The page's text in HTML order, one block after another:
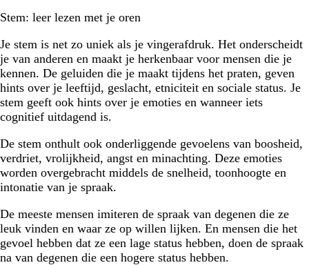
Stem: leer lezen met je oren
Je stem is net zo uniek als je vingerafdruk. Het onderscheidt
je van anderen en maakt je herkenbaar voor mensen die je
kennen. De geluiden die je maakt tijdens het praten, geven
hints over je leeftijd, geslacht, etniciteit en sociale status. Je
stem geeft ook hints over je emoties en wanneer iets
cognitief uitdagend is.
De stem onthult ook onderliggende gevoelens van boosheid,
verdriet, vrolijkheid, angst en minachting. Deze emoties
worden overgebracht middels de snelheid, toonhoogte en
intonatie van je spraak.
De meeste mensen imiteren de spraak van degenen die ze
leuk vinden en waar ze op willen lijken. En mensen die het
gevoel hebben dat ze een lage status hebben, doen de spraak
na van degenen die een hogere status hebben.